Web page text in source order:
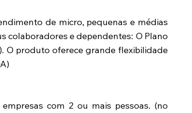
de micro, pequenas e médias
colaboradores e dependentes: O Plano
O produto oferece grande flexibilidade
com 2 ou mais pessoas. (no